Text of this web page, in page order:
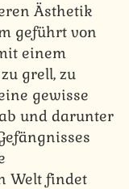
Ästhetik
geführt von
einem
grell, zu
gewisse
und darunter
Welt findet